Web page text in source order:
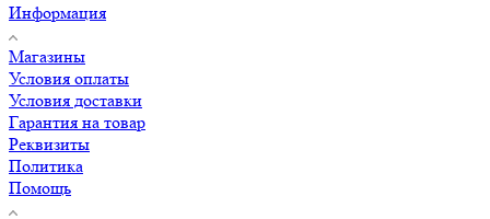
Информация
Магазины
Условия оплаты
Условия доставки
Гарантия на товар
Реквизиты
Политика
Помощь